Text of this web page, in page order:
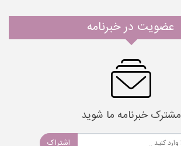
عضویت در خبرنامه
مشترک خبرنامه ما شوید
اشتراک